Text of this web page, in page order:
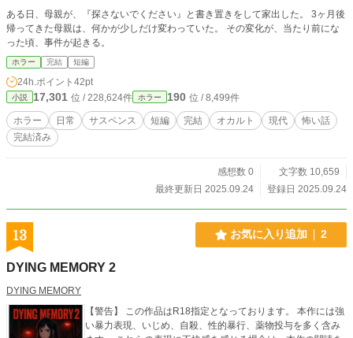
ある日、母親が、『探さないでください』と書き置きをして家出した。 3ヶ月後
帰ってきた母親は、何かが少しだけ変わっていた。 その変化が、当たり前にな
った頃、事件が起きる。
ホラー 完結 短編
24h.ポイント 42pt
小説 17,301 位 / 228,624件 ホラー 190 位 / 8,499件
ホラー 日常 サスペンス 短編 完結 オカルト 現代
怖い話
完結済み
感想数 0
文字数 10,659
最終更新日 2025.09.24
登録日 2025.09.24
13 お気に入り追加 2
DYING MEMORY 2
DYING MEMORY
【警告】 この作品はR18指定となっております。 本作には強
い暴力表現、いじめ、自殺、性的暴行、薬物投与を多く含み